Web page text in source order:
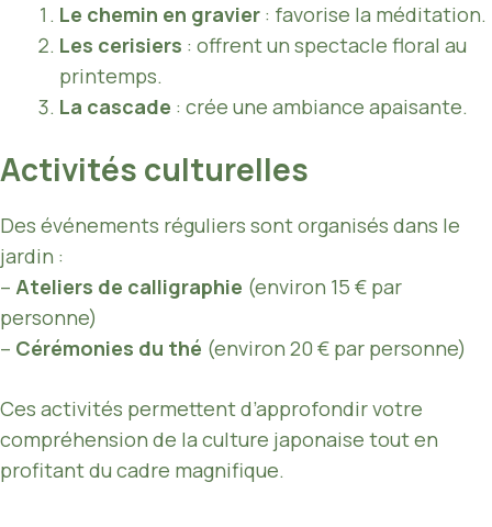
Le chemin en gravier : favorise la méditation.
Les cerisiers : offrent un spectacle floral au
printemps.
La cascade : crée une ambiance apaisante.
Activités culturelles
Des événements réguliers sont organisés dans le
jardin :
– Ateliers de calligraphie (environ 15 € par
personne)
– Cérémonies du thé (environ 20 € par personne)
Ces activités permettent d’approfondir votre
compréhension de la culture japonaise tout en
profitant du cadre magnifique.